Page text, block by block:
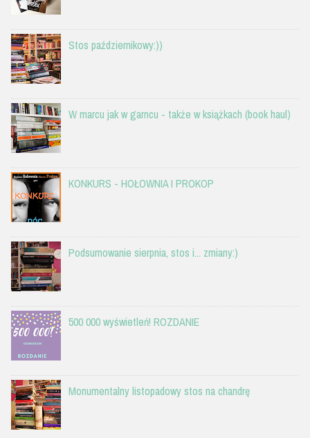
Stos październikowy:))
W marcu jak w garncu - także w książkach (book haul)
KONKURS - HOŁOWNIA I PROKOP
Podsumowanie sierpnia, stos i... zmiany:)
500 000 wyświetleń! ROZDANIE
Monumentalny listopadowy stos na chandrę